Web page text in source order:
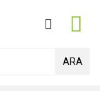
ARA